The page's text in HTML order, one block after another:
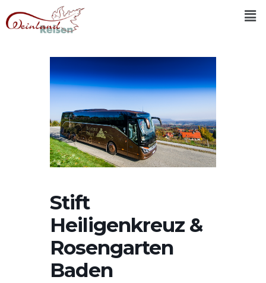
Stift
Heiligenkreuz &
Rosengarten
Baden